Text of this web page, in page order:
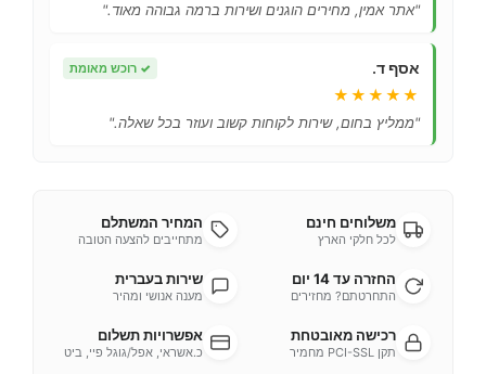
"אתר אמין, מחירים הוגנים ושירות ברמה גבוהה מאוד."
אסף ד. ✓ רוכש מאומת
★★★★★
"ממליץ בחום, שירות לקוחות קשוב ועוזר בכל שאלה."
משלוחים חינם
לכל חלקי הארץ
המחיר המשתלם
מתחייבים להצעה הטובה
החזרה עד 14 יום
התחרטתם? מחזירים
שירות בעברית
מענה אנושי ומהיר
רכישה מאובטחת
תקן PCI-SSL מחמיר
אפשרויות תשלום
כ.אשראי, אפל/גוגל פיי, ביט